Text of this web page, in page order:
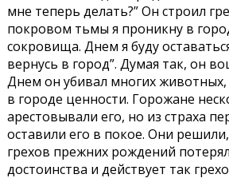
мне теперь делать?” Он строил
покровом тьмы я проникну в
сокровища. Днем я буду
вернусь в город”. Думая так, он
Днем он убивал многих
в городе ценности. Горожане
арестовывали его, но из страха
оставили его в покое. Они
грехов прежних рождений
достоинства и действует так